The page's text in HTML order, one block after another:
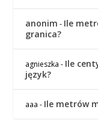
anonim - Ile
granica?
agnieszka - Ile
język?
aaa - Ile metrów